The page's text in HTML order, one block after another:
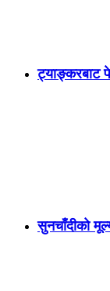
ट्याङ्करबाट
सुनचाँदीको